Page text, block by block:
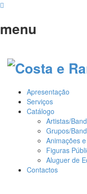
menu
Apresentação
Serviços
Catálogo
Artistas/
Grupos/
Animações
Figuras
Aluguer de
Contactos